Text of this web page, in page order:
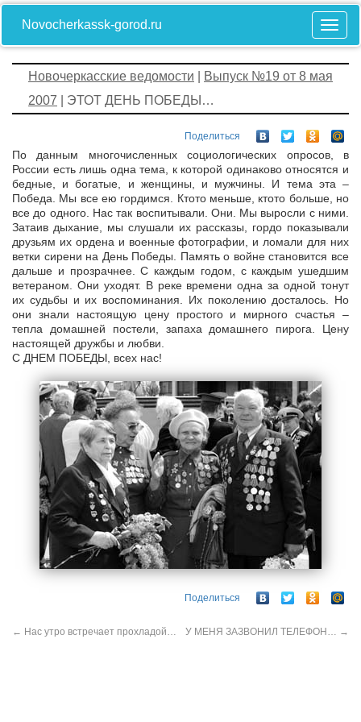
Novocherkassk-gorod.ru
Новочеркасские ведомости
Выпуск №19 от 8 мая
2007 | ЭТОТ ДЕНЬ ПОБЕДЫ…
Поделиться
По данным многочисленных социологических опросов, в
России есть лишь одна тема, к которой одинаково относятся и
бедные, и богатые, и женщины, и мужчины. И тема эта –
Победа. Мы все ею гордимся. Кто­то меньше, кто­то больше, но
все до одного. Нас так воспитывали. Они. Мы выросли с ними.
Затаив дыхание, мы слушали их рассказы, гордо показывали
друзьям их ордена и военные фотографии, и ломали для них
ветки сирени на День Победы. Память о войне становится все
дальше и прозрачнее. С каждым годом, с каждым ушедшим
ветераном. Они уходят. В реке времени одна за одной тонут
их судьбы и их воспоминания. Их поколению досталось. Но
они знали настоящую цену простого и мирного счастья –
тепла домашней постели, запаха домашнего пирога. Цену
настоящей дружбы и любви.
С ДНЕМ ПОБЕДЫ, всех нас!
Поделиться
← Нас утро встречает прохладой… У МЕНЯ ЗАЗВОНИЛ ТЕЛЕФОН… →